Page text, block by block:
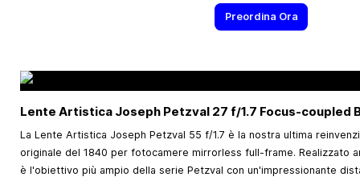
Preordina Ora
Lente Artistica Joseph Petzval 27 f/1.7 Focus-coupled
La Lente Artistica Joseph Petzval 55 f/1.7 è la nostra ultima
originale del 1840 per fotocamere mirrorless full-frame. Realizzato
è l'obiettivo più ampio della serie Petzval con un'impressionante